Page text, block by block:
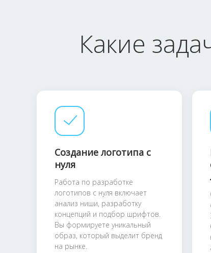
Какие
Создание логотипа с
нуля
Работа по разработке
логотипов с нуля включает
анализ ниши, разработку
концепций и подбор шрифтов.
Вы формируете уникальный
образ, который выделит бренд
на рынке.